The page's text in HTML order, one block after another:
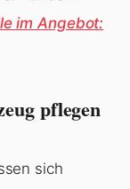
im Angebot:
pflegen
sich